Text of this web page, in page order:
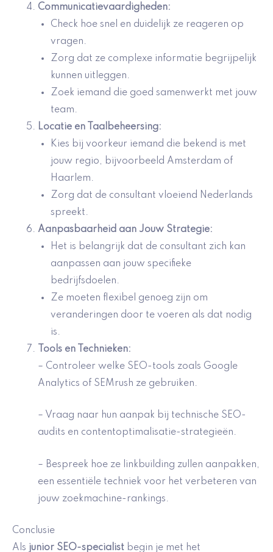
Communicatievaardigheden:
Check hoe snel en duidelijk ze reageren op
vragen.
Zorg dat ze complexe informatie begrijpelijk
kunnen uitleggen.
Zoek iemand die goed samenwerkt met jouw
team.
Locatie en Taalbeheersing:
Kies bij voorkeur iemand die bekend is met
jouw regio, bijvoorbeeld Amsterdam of
Haarlem.
Zorg dat de consultant vloeiend Nederlands
spreekt.
Aanpasbaarheid aan Jouw Strategie:
Het is belangrijk dat de consultant zich kan
aanpassen aan jouw specifieke
bedrijfsdoelen.
Ze moeten flexibel genoeg zijn om
veranderingen door te voeren als dat nodig
is.
Tools en Technieken:
– Controleer welke SEO-tools zoals Google
Analytics of SEMrush ze gebruiken.
– Vraag naar hun aanpak bij technische SEO-
audits en contentoptimalisatie-strategieën.
– Bespreek hoe ze linkbuilding zullen aanpakken,
een essentiële techniek voor het verbeteren van
jouw zoekmachine-rankings.
Conclusie
Als junior SEO-specialist begin je met het